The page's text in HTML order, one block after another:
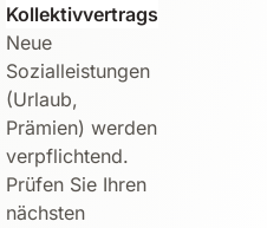
Kollektivvertrags
Neue
Sozialleistungen
(Urlaub,
Prämien) werden
verpflichtend.
Prüfen Sie Ihren
nächsten